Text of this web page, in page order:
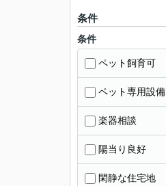
条件
条件
ペット飼育可
ペット専用設備
楽器相談
陽当り良好
閑静な住宅地